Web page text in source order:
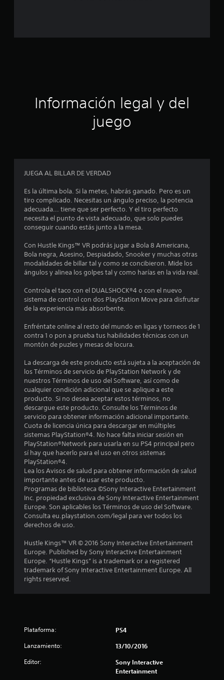
i
o
s
t
e
l
s
n
6
c
l
i
f
a
Información legal y del
juego
JUEGA AL BILLAR DE VERDAD
Es la última bola. Si la metes, habrás ganado. Pero es un
tiro complicado. Necesitas un ángulo preciso, la potencia
adecuada... tiene que ser perfecto. Y el tiro perfecto
necesita el punto de vista adecuado, que solo puedes
conseguir cuando estás junto a la mesa.
Con Hustle Kings™ VR podrás jugar a Bola 8 Americana,
Bola negra, Asesino, Despiadado, Snooker y muchas otras
modalidades de billar tal y como se concibieron. Mide los
ángulos y alinea los golpes tal y como harías en la vida real.
Controla el taco con el DUALSHOCK®4 o con el nuevo
sistema de control con dos PlayStation Move para disfrutar
de la experiencia más absorbente.
Enfréntate online al resto del mundo en ligas y torneos de 1
contra 1 o pon a prueba tus habilidades técnicas con un
montón de puzles y mesas de locura.
La descarga de este producto está sujeta a la aceptación de
los Términos de servicio de PlayStation Network y de
nuestros Términos de uso del Software, así como de
cualquier condición adicional que se aplique a este
producto. Si no desea aceptar estos términos, no
descargue este producto. Consulte los Términos de
servicio para obtener información adicional importante.
Cuota de licencia única para descargar en múltiples
sistemas PlayStation®4. No hace falta iniciar sesión en
PlayStation®Network para usarla en su PS4 principal pero
sí hay que hacerlo para el uso en otros sistemas
PlayStation®4.
Lea los Avisos de salud para obtener información de salud
importante antes de usar este producto.
Programas de biblioteca ©Sony Interactive Entertainment
Inc. propiedad exclusiva de Sony Interactive Entertainment
Europe. Son aplicables los Términos de uso del Software.
Consulta eu.playstation.com/legal para ver todos los
derechos de uso.
Hustle Kings™ VR © 2016 Sony Interactive Entertainment
Europe. Published by Sony Interactive Entertainment
Europe. “Hustle Kings” is a trademark or a registered
trademark of Sony Interactive Entertainment Europe. All
rights reserved.
Plataforma: PS4
Lanzamiento: 13/10/2016
Editor:
Sony Interactive
Entertainment